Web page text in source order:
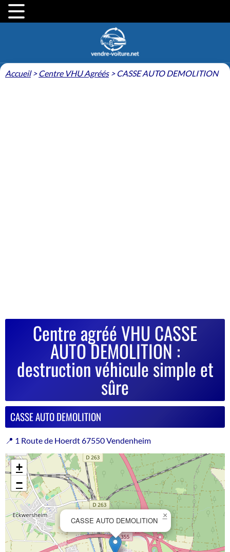
Accueil> Centre VHU Agréés> CASSE AUTO DEMOLITION
Centre agréé VHU CASSE
AUTO DEMOLITION :
destruction véhicule simple et
sûre
CASSE AUTO DEMOLITION
📍 1 Route de Hoerdt 67550 Vendenheim
CASSE AUTO DEMOLITION
×
+
−